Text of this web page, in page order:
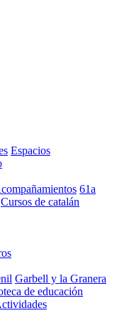
Espacios
61a
Cursos de catalán
Garbell y la Granera
de educación